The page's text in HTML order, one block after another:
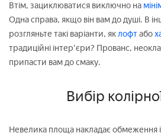
Втім, зациклюватися виключно на
Одна справа, якщо він вам до душі. В
розгляньте такі варіанти, яклофтабо
традиційні інтер'єри? Прованс,
припасти вам до смаку.
Вибір
Невелика площа накладає обмеження і